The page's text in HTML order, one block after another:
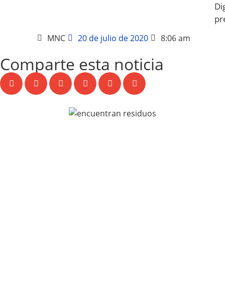
MNC 20 de julio de 2020 8:06 am
Comparte esta noticia